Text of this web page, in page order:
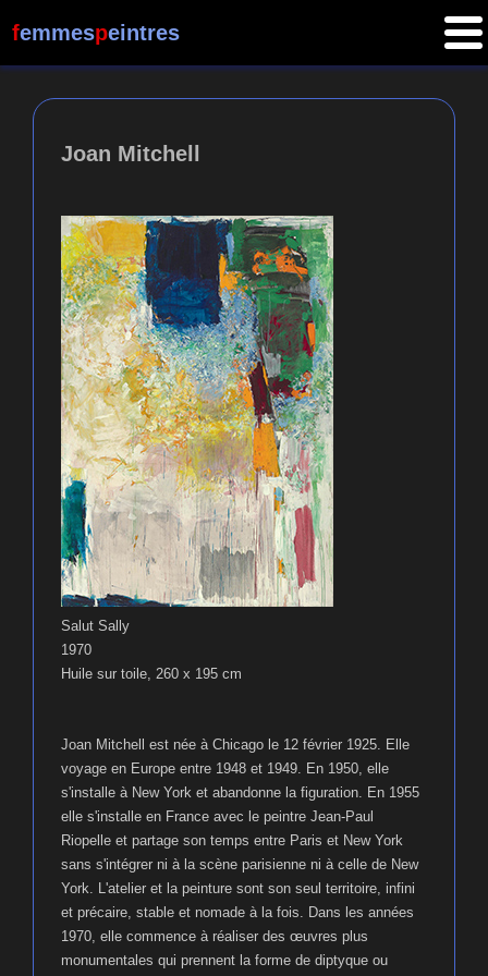
femmespeintres
Joan Mitchell
Salut Sally
1970
Huile sur toile, 260 x 195 cm
Joan Mitchell est née à Chicago le 12 février 1925. Elle
voyage en Europe entre 1948 et 1949. En 1950, elle
s'installe à New York et abandonne la figuration. En 1955
elle s'installe en France avec le peintre Jean-Paul
Riopelle et partage son temps entre Paris et New York
sans s'intégrer ni à la scène parisienne ni à celle de New
York. L'atelier et la peinture sont son seul territoire, infini
et précaire, stable et nomade à la fois. Dans les années
1970, elle commence à réaliser des œuvres plus
monumentales qui prennent la forme de diptyque ou